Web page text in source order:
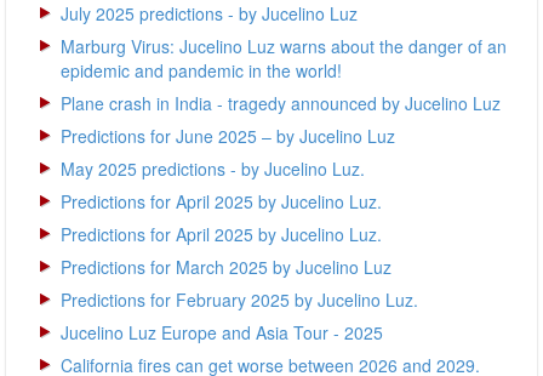
July 2025 predictions - by Jucelino Luz
Marburg Virus: Jucelino Luz warns about the danger of an
epidemic and pandemic in the world!
Plane crash in India - tragedy announced by Jucelino Luz
Predictions for June 2025 – by Jucelino Luz
May 2025 predictions - by Jucelino Luz.
Predictions for April 2025 by Jucelino Luz.
Predictions for April 2025 by Jucelino Luz.
Predictions for March 2025 by Jucelino Luz
Predictions for February 2025 by Jucelino Luz.
Jucelino Luz Europe and Asia Tour - 2025
California fires can get worse between 2026 and 2029.